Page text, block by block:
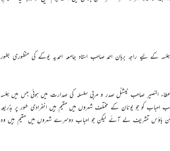
کے لیے راجہ برہان احمد صاحب استاد جامعہ احمدیہ یوکے کی منظوری بطور
27؍فروری 2022ء کو ایک میٹنگ مکرم عطاء النصیر صاحب نیشنل صدر و مربی سلسلہ کی صدارت میں ہوئی جس میں جلسہ
کو جو یونان کے مختلف شہروں میں مقیم ہیں انفرادی طور پر بذریعہ
وہ مشن ہاؤس تشریف لے آئے لیکن جو احباب دوسرے شہروں میں مقیم ہیں وہ